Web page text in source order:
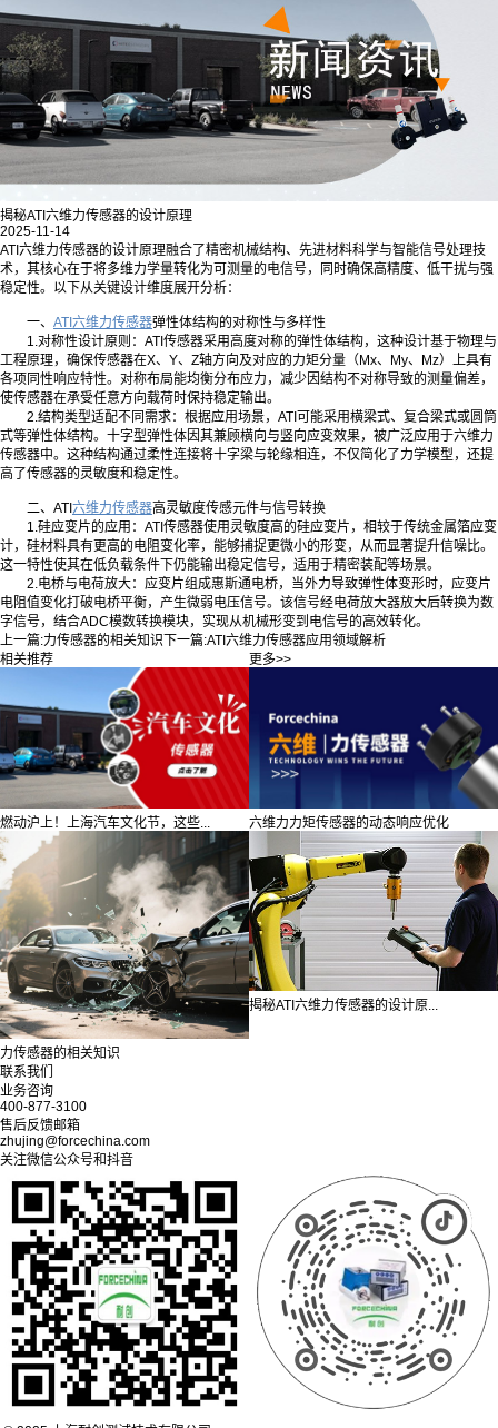
揭秘ATI六维力传感器的设计原理
2025-11-14
ATI六维力传感器的设计原理融合了精密机械结构、先进材料科学与智能信号处理技
术，其核心在于将多维力学量转化为可测量的电信号，同时确保高精度、低干扰与强
稳定性。以下从关键设计维度展开分析：
一、 ATI六维力传感器弹性体结构的对称性与多样性
1.对称性设计原则：ATI传感器采用高度对称的弹性体结构，这种设计基于物理与
工程原理，确保传感器在X、Y、Z轴方向及对应的力矩分量（Mx、My、Mz）上具有
各项同性响应特性。对称布局能均衡分布应力，减少因结构不对称导致的测量偏差，
使传感器在承受任意方向载荷时保持稳定输出。
2.结构类型适配不同需求：根据应用场景，ATI可能采用横梁式、复合梁式或圆筒
式等弹性体结构。十字型弹性体因其兼顾横向与竖向应变效果，被广泛应用于六维力
传感器中。这种结构通过柔性连接将十字梁与轮缘相连，不仅简化了力学模型，还提
高了传感器的灵敏度和稳定性。
二、ATI 六维力传感器高灵敏度传感元件与信号转换
1.硅应变片的应用：ATI传感器使用灵敏度高的硅应变片，相较于传统金属箔应变
计，硅材料具有更高的电阻变化率，能够捕捉更微小的形变，从而显著提升信噪比。
这一特性使其在低负载条件下仍能输出稳定信号，适用于精密装配等场景。
2.电桥与电荷放大：应变片组成惠斯通电桥，当外力导致弹性体变形时，应变片
电阻值变化打破电桥平衡，产生微弱电压信号。该信号经电荷放大器放大后转换为数
字信号，结合ADC模数转换模块，实现从机械形变到电信号的高效转化。
上一篇:力传感器的相关知识 下一篇:ATI六维力传感器应用领域解析
相关推荐
更多>>
燃动沪上！上海汽车文化节，这些... 六维力力矩传感器的动态响应优化
力传感器的相关知识
揭秘ATI六维力传感器的设计原...
联系我们
业务咨询
400-877-3100
售后反馈邮箱
zhujing@forcechina.com
关注微信公众号和抖音